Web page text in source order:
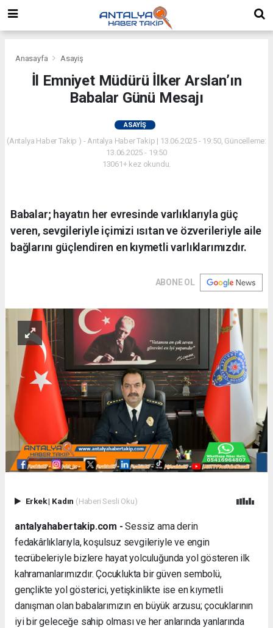
Anasayfa Asayiş
İl Emniyet Müdürü İlker Arslan’ın
Babalar Günü Mesajı
ASAYIŞ
(Antalya Haber Takip ) - Antalya Haber Takip | 13.06.2025 - 19:50, Güncelleme:
13.06.2025 - 19:50
13061+ kez okundu.
Babalar; hayatın her evresinde varlıklarıyla güç
veren, sevgileriyle içimizi ısıtan ve özverileriyle aile
bağlarını güçlendiren en kıymetli varlıklarımızdır.
ABONE OL
Erkek| Kadın (Haberi Sesli Oku)
antalyahabertakip.com - Sessiz ama derin
fedakârlıklarıyla, koşulsuz sevgileriyle ve engin
tecrübeleriyle bizlere hayat yolculuğunda yol gösteren ilk
kahramanlarımızdır. Çocuklukta bir güven sembolü,
gençlikte yol gösterici, yetişkinlikte ise en kıymetli
danışman olan babalarımızın en büyük arzusu; çocuklarının
iyi bir geleceğe sahip olması ve her anlarında yanlarında